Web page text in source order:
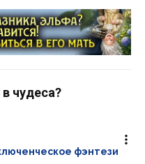
чудеса?
фэнтези